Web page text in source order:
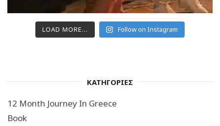
LOAD MORE... Follow on Instagram
ΚΑΤΗΓΟΡΙΕΣ
12 Month Journey In Greece
Book